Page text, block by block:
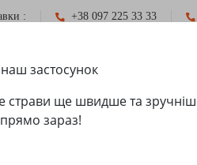
: +38 097 225 33 33
наш застосунок
страви ще швидше та
зараз!